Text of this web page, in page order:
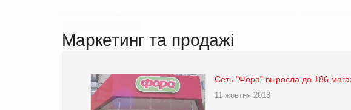
Маркетинг та продажі
Сеть "Фора" выросла до 186
11 жовтня 2013